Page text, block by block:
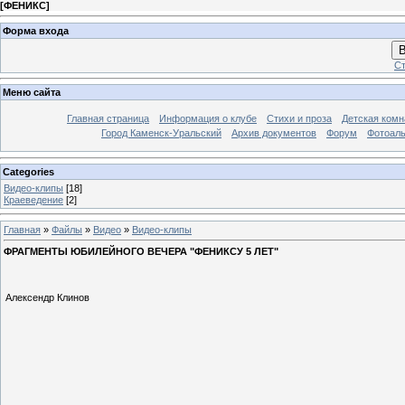
[ФЕНИКС]
Форма входа
Меню сайта
Главная страница Информация о клубе Стихи и проза
Детская
Город Каменск-Уральский
Архив документов Форум
Categories
Видео-клипы [18]
Краеведение [2]
Главная » Файлы » Видео » Видео-клипы
ФРАГМЕНТЫ ЮБИЛЕЙНОГО ВЕЧЕРА "ФЕНИКСУ 5 ЛЕТ"
Алексендр Клинов